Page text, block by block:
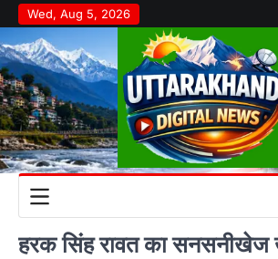
Skip
to
content
Wed, Aug 5, 2026
हरक सिंह रावत का सनसनीखेज